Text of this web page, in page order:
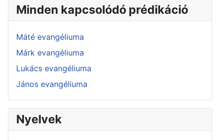
Minden kapcsolódó prédikáció
Máté evangéliuma
Márk evangéliuma
Lukács evangéliuma
János evangéliuma
Nyelvek